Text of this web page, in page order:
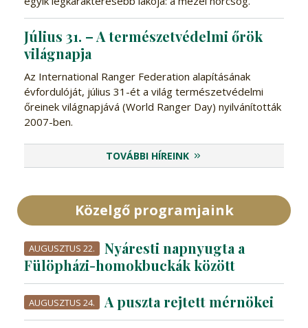
Július 31. – A természetvédelmi őrök
világnapja
Az International Ranger Federation alapításának
évfordulóját, július 31-ét a világ természetvédelmi
őreinek világnapjává (World Ranger Day) nyilvánították
2007-ben.
TOVÁBBI HÍREINK
Közelgő programjaink
AUGUSZTUS 22.
Nyáresti napnyugta a
Fülöpházi-homokbuckák között
AUGUSZTUS 24. A puszta rejtett mérnökei